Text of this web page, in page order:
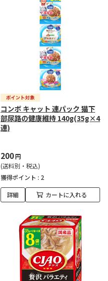
コンボ キャット 連パック 猫下
部尿路の健康維持 140g(35g×4
連)
200円
(送料別・税込)
獲得ポイント : 2
詳細 カートに入れる